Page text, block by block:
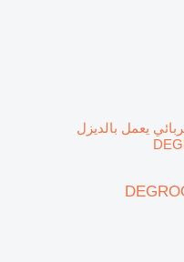
يعمل بالديزل